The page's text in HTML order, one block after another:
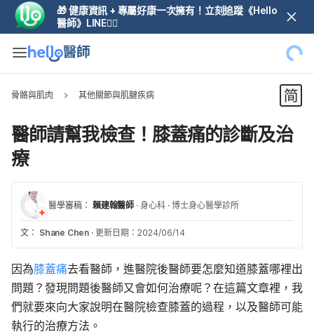
🎁 健康資訊 + 專屬好康一次擁有！立刻追蹤《Hello
醫師》LINE👆🏼
骨骼與肌肉 其他關節與肌腱疾病
醫師請幫我檢查！膝蓋痛的診斷及治
療
醫學審稿： 賴建翰醫師 · 身心科 · 博士身心醫學診所
文： Shane Chen · 更新日期：2024/06/14
因為膝蓋痛去看醫師，進醫院後醫師要怎麼知道膝蓋哪裡出
問題？發現問題後醫師又會如何治療呢？在這篇文章裡，我
們就要來向大家說明在醫院檢查膝蓋的過程，以及醫師可能
執行的治療方法。